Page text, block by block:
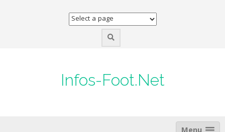
Infos-Foot.Net